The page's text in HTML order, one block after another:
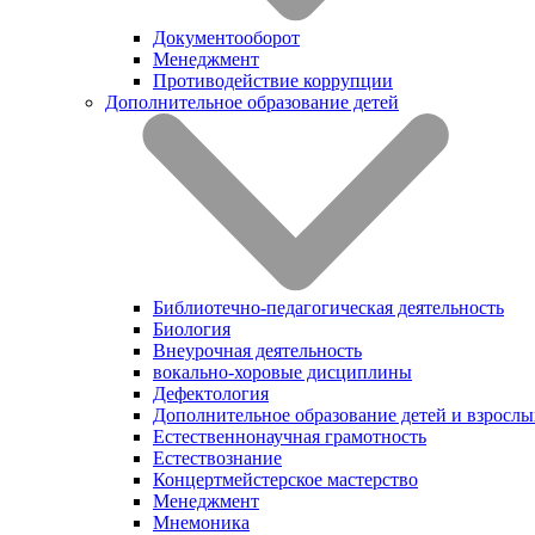
Документооборот
Менеджмент
Противодействие коррупции
Дополнительное образование детей
Библиотечно-педагогическая деятельность
Биология
Внеурочная деятельность
вокально-хоровые дисциплины
Дефектология
Дополнительное образование детей и
Естественнонаучная грамотность
Естествознание
Концертмейстерское мастерство
Менеджмент
Мнемоника